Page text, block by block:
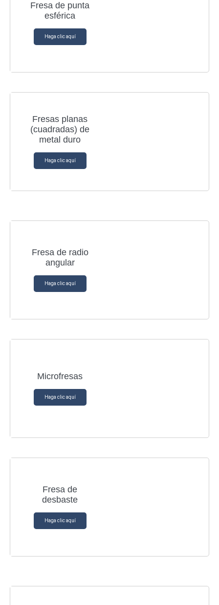
Fresa de punta
esférica
Haga clic aquí
Fresas planas
(cuadradas) de
metal duro
Haga clic aquí
Fresa de radio
angular
Haga clic aquí
Microfresas
Haga clic aquí
Fresa de
desbaste
Haga clic aquí